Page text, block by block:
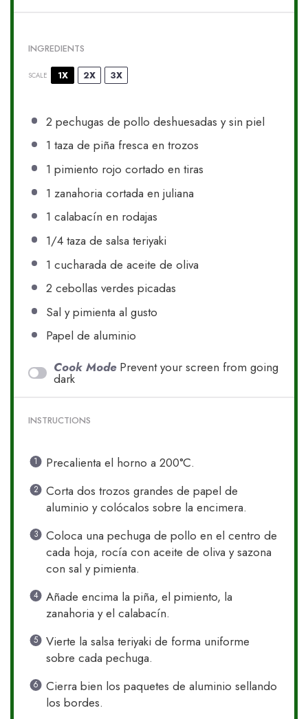
INGREDIENTS
SCALE 1X 2X 3X
2 pechugas de pollo deshuesadas y sin piel
1 taza de piña fresca en trozos
1 pimiento rojo cortado en tiras
1 zanahoria cortada en juliana
1 calabacín en rodajas
1/4taza de salsa teriyaki
1 cucharada de aceite de oliva
2 cebollas verdes picadas
Sal y pimienta al gusto
Papel de aluminio
Cook Mode Prevent your screen from going
dark
INSTRUCTIONS
Precalienta el horno a 200°C.
Corta dos trozos grandes de papel de
aluminio y colócalos sobre la encimera.
Coloca una pechuga de pollo en el centro de
cada hoja, rocía con aceite de oliva y sazona
con sal y pimienta.
Añade encima la piña, el pimiento, la
zanahoria y el calabacín.
Vierte la salsa teriyaki de forma uniforme
sobre cada pechuga.
Cierra bien los paquetes de aluminio sellando
los bordes.